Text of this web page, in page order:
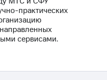
практических
сервисами.